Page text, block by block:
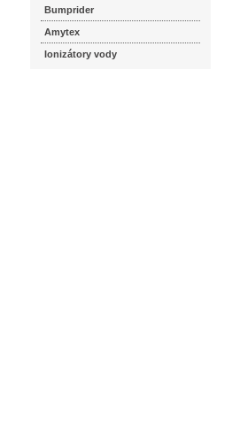
Bumprider
Amytex
Ionizátory vody